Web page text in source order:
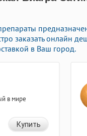
заказать онлайн
в Ваш город.
в мире
Купить